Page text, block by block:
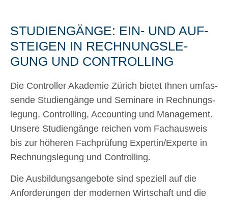
STU­DI­EN­GÄN­GE: EIN- UND AUF­
STEI­GEN IN RECH­NUNGS­LE­
GUNG UND CON­TROL­LING
Die Con­trol­ler Aka­de­mie Zürich bie­tet Ihnen umfas­
sen­de Stu­di­en­gän­ge und Semi­na­re in Rech­nungs­
le­gung, Con­trol­ling, Accoun­ting und Manage­ment.
Unse­re Stu­di­en­gän­ge rei­chen vom Fach­aus­weis
bis zur höhe­ren Fach­prü­fung Expertin/Experte in
Rech­nungs­le­gung und Con­trol­ling.
Die Aus­bil­dungs­an­ge­bo­te sind spe­zi­ell auf die
Anfor­de­run­gen der moder­nen Wirt­schaft und die